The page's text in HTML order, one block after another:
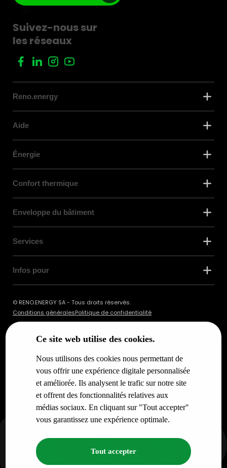
Ce site web utilise des cookies.
Nous utilisons des cookies nous permettant de
vous offrir une expérience digitale personnalisée
et améliorée. Ils analysent le trafic sur notre site
et offrent des fonctionnalités relatives aux
médias sociaux. En cliquant sur "Tout accepter"
vous garantissez une expérience optimale.
Tout accepter
Suivez-nous sur
les réseaux
Reno.energy
Aide
Énergie
Confort thermique
Enveloppe du bâtiment
Services
Infos pour
© RENO.ENERGY SA - Tous droits réservés.
Conditions généralesPolitique de confidentialité